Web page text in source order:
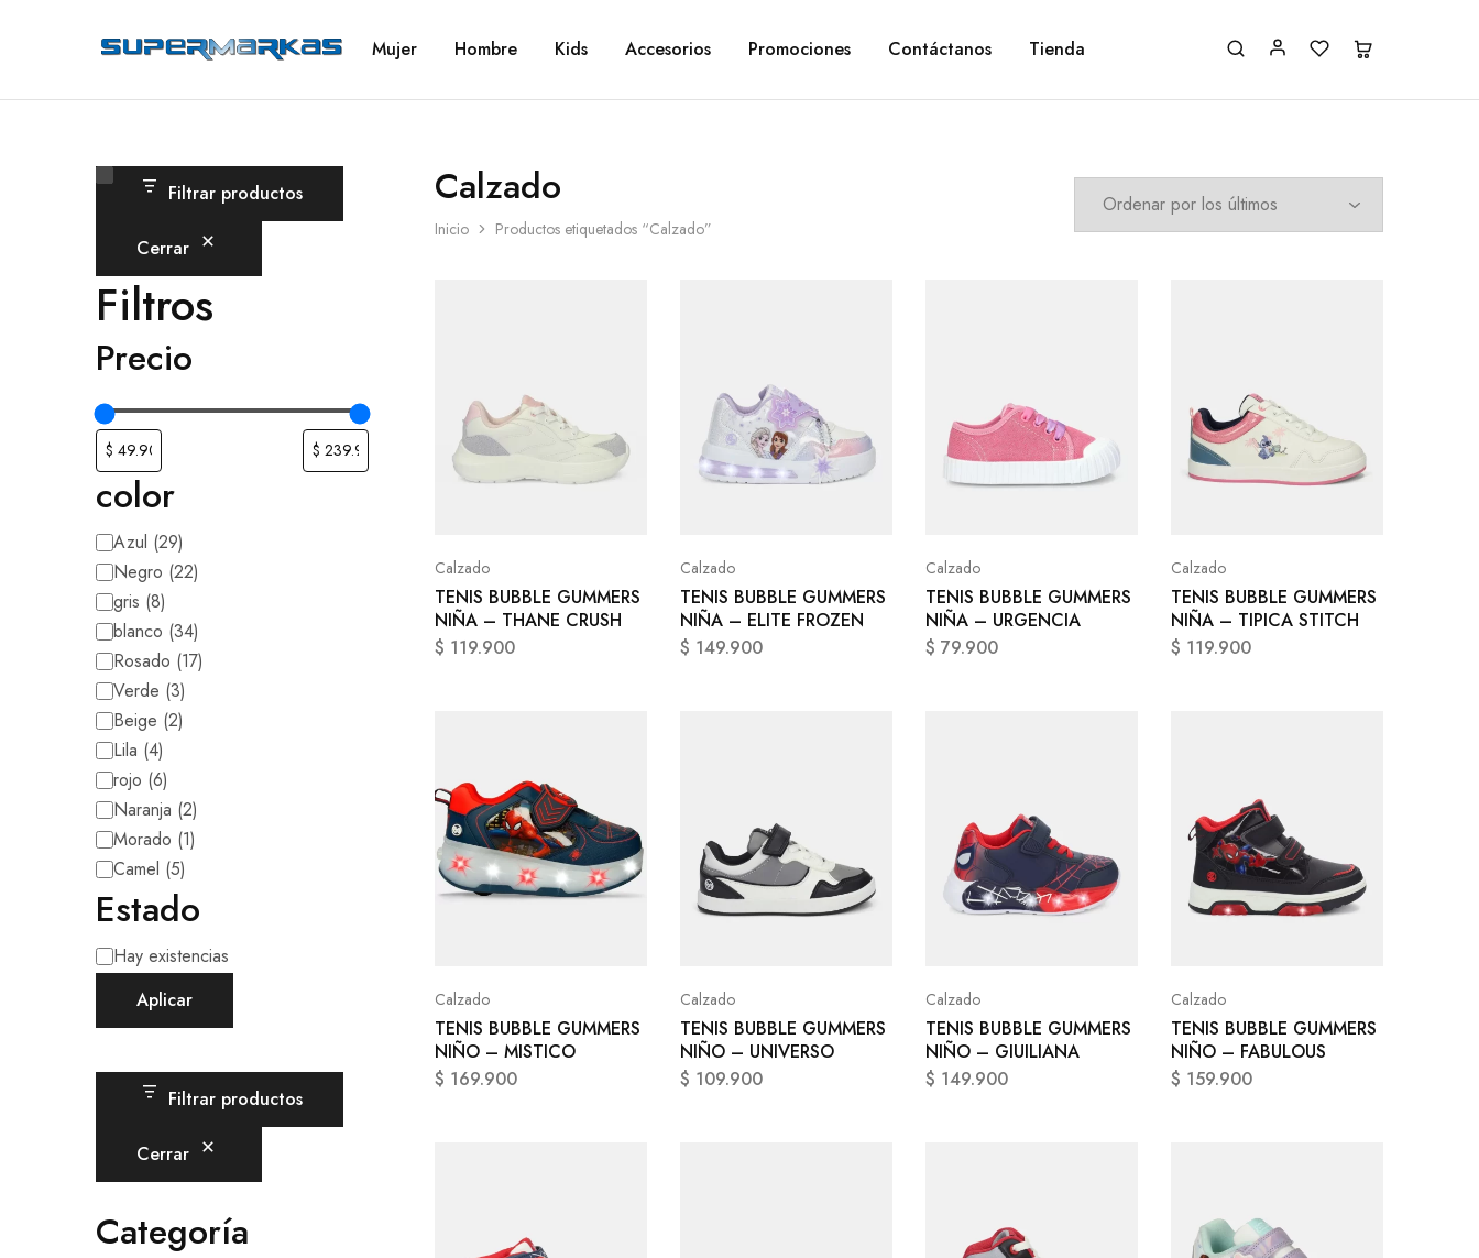
SuperMarkas
Ropa
Envío
Mujer Hombre Kids Accesorios Promociones Contáctanos Tienda
Calzado
Inicio Productos etiquetados “Calzado”
Calzado
TENIS BUBBLE GUMMERS
NIÑA – THANE CRUSH
$ 119.900
Calzado
TENIS BUBBLE GUMMERS
NIÑA – ELITE FROZEN
$ 149.900
Calzado
TENIS BUBBLE GUMMERS
NIÑA – URGENCIA
$ 79.900
Calzado
TENIS BUBBLE GUMMERS
NIÑA – TIPICA STITCH
$ 119.900
Calzado
TENIS BUBBLE GUMMERS
NIÑO – MISTICO
$ 169.900
Calzado
TENIS BUBBLE GUMMERS
NIÑO – UNIVERSO
$ 109.900
Calzado
TENIS BUBBLE GUMMERS
NIÑO – GIUILIANA
$ 149.900
Calzado
TENIS BUBBLE GUMMERS
NIÑO – FABULOUS
$ 159.900
Filtrar productos
Cerrar
Filtros
Precio
color
Azul (29)
Negro (22)
gris (8)
blanco (34)
Rosado (17)
Verde (3)
Beige (2)
Lila (4)
rojo (6)
Naranja (2)
Morado (1)
Camel (5)
Estado
Hay existencias
Aplicar
Filtrar productos
Cerrar
Categoría